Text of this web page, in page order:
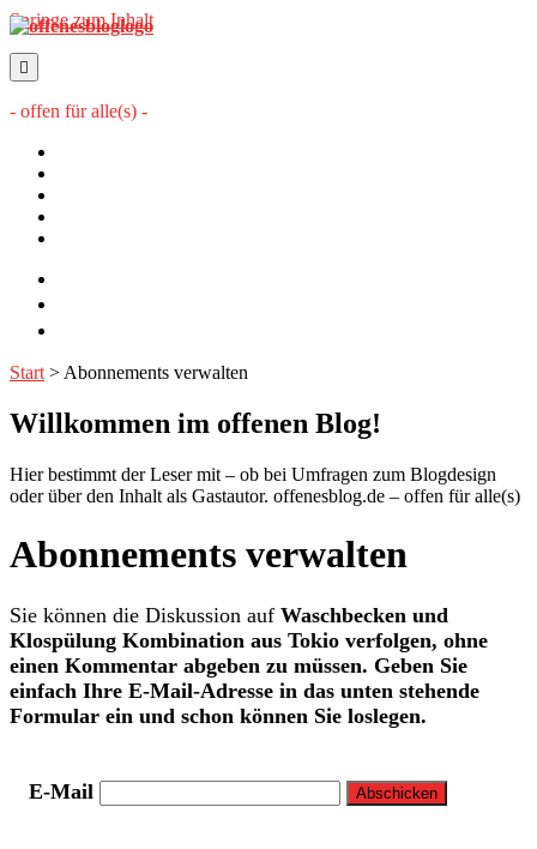
Springe zum Inhalt
offenesblog.de
- offen für alle(s) -
Start > Abonnements verwalten
Willkommen im offenen Blog!
Hier bestimmt der Leser mit – ob bei Umfragen zum Blogdesign
oder über den Inhalt als Gastautor. offenesblog.de – offen für alle(s)
Abonnements verwalten
Sie können die Diskussion auf Waschbecken und
Klospülung Kombination aus Tokio verfolgen, ohne
einen Kommentar abgeben zu müssen. Geben Sie
einfach Ihre E-Mail-Adresse in das unten stehende
Formular ein und schon können Sie loslegen.
E-Mail